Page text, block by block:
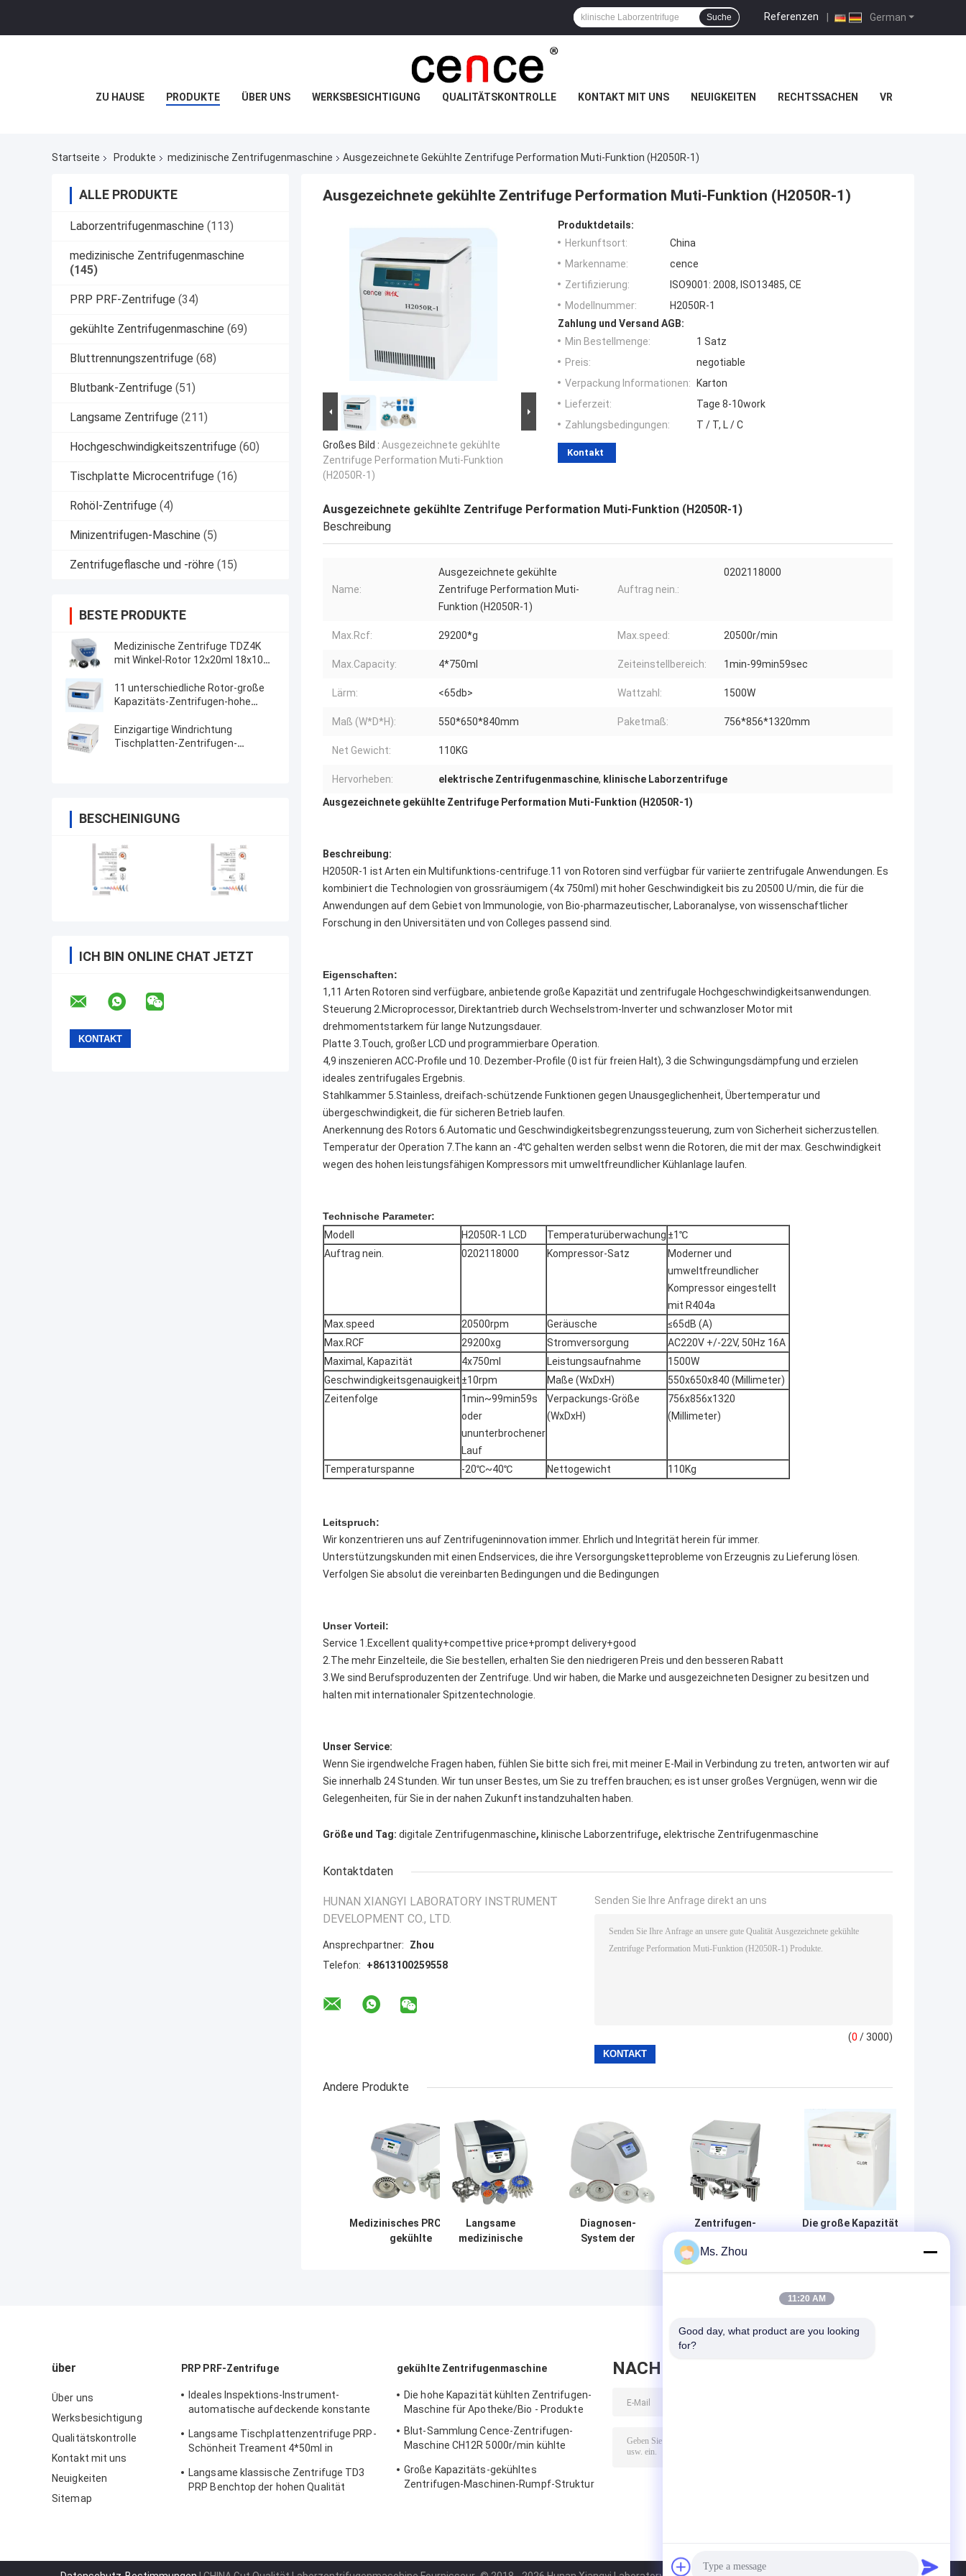
German
Referenzen |
Suche
ZU HAUSE PRODUKTE ÜBER UNS WERKSBESICHTIGUNG QUALITÄTSKONTROLLE KONTAKT MIT UNS NEUIGKEITEN RECHTSSACHEN VR
Startseite Produkte medizinische Zentrifugenmaschine Ausgezeichnete Gekühlte Zentrifuge Performation Muti-Funktion (H2050R-1)
ALLE PRODUKTE
Laborzentrifugenmaschine (113)
medizinische Zentrifugenmaschine
(145)
PRP PRF-Zentrifuge (34)
gekühlte Zentrifugenmaschine (69)
Bluttrennungszentrifuge (68)
Blutbank-Zentrifuge (51)
Langsame Zentrifuge (211)
Hochgeschwindigkeitszentrifuge (60)
Tischplatte Microcentrifuge (16)
Rohöl-Zentrifuge (4)
Minizentrifugen-Maschine (5)
Zentrifugeflasche und -röhre (15)
BESTE PRODUKTE
Medizinische Zentrifuge TDZ4K
mit Winkel-Rotor 12x20ml 18x10ml
11 unterschiedliche Rotor-große
Kapazitäts-Zentrifugen-hohe
Einzigartige Windrichtung
Tischplatten-Zentrifugen-
BESCHEINIGUNG
ICH BIN ONLINE CHAT JETZT
Ausgezeichnete gekühlte Zentrifuge Performation Muti-Funktion (H2050R-1)
Großes Bild : Ausgezeichnete gekühlte
Zentrifuge Performation Muti-Funktion
(H2050R-1)
Produktdetails:
Herkunftsort:
China
Markenname:
cence
Zertifizierung:
ISO9001: 2008, ISO13485, CE
Modellnummer:
H2050R-1
Zahlung und Versand AGB:
Min Bestellmenge:
1 Satz
Preis:
negotiable
Verpackung Informationen:
Karton
Lieferzeit:
Tage 8-10work
Zahlungsbedingungen:
T / T, L / C
Kontakt
Ausgezeichnete gekühlte Zentrifuge Performation Muti-Funktion (H2050R-1)
Beschreibung
Name:
Ausgezeichnete gekühlte
Zentrifuge Performation Muti-
Funktion (H2050R-1)
Auftrag nein.:
0202118000
Max.Rcf: 29200*g Max.speed: 20500r/min
Max.Capacity: 4*750ml Zeiteinstellbereich: 1min-99min59sec
Lärm: <65db> Wattzahl: 1500W
Maß (W*D*H): 550*650*840mm Paketmaß: 756*856*1320mm
Net Gewicht: 110KG
Hervorheben: elektrische Zentrifugenmaschine, klinische Laborzentrifuge
Ausgezeichnete gekühlte Zentrifuge Performation Muti-Funktion (H2050R-1)
Beschreibung:
H2050R-1 ist Arten ein Multifunktions-centrifuge.11 von Rotoren sind verfügbar für variierte zentrifugale Anwendungen. Es
kombiniert die Technologien von grossräumigem (4x 750ml) mit hoher Geschwindigkeit bis zu 20500 U/min, die für die
Anwendungen auf dem Gebiet von Immunologie, von Bio-pharmazeutischer, Laboranalyse, von wissenschaftlicher
Forschung in den Universitäten und von Colleges passend sind.
Eigenschaften:
1,11 Arten Rotoren sind verfügbare, anbietende große Kapazität und zentrifugale Hochgeschwindigkeitsanwendungen.
Steuerung 2.Microprocessor, Direktantrieb durch Wechselstrom-Inverter und schwanzloser Motor mit
drehmomentstarkem für lange Nutzungsdauer.
Platte 3.Touch, großer LCD und programmierbare Operation.
4,9 inszenieren ACC-Profile und 10. Dezember-Profile (0 ist für freien Halt), 3 die Schwingungsdämpfung und erzielen
ideales zentrifugales Ergebnis.
Stahlkammer 5.Stainless, dreifach-schützende Funktionen gegen Unausgeglichenheit, Übertemperatur und
übergeschwindigkeit, die für sicheren Betrieb laufen.
Anerkennung des Rotors 6.Automatic und Geschwindigkeitsbegrenzungssteuerung, zum von Sicherheit sicherzustellen.
Temperatur der Operation 7.The kann an -4℃ gehalten werden selbst wenn die Rotoren, die mit der max. Geschwindigkeit
wegen des hohen leistungsfähigen Kompressors mit umweltfreundlicher Kühlanlage laufen.
Technische Parameter:
Modell
H2050R-1 LCD Temperaturüberwachung ±1℃
Auftrag nein.
0202118000 Kompressor-Satz
Moderner und
umweltfreundlicher
Kompressor eingestellt
mit R404a
Max.speed
20500rpm Geräusche
≤65dB (A)
Max.RCF
29200xg Stromversorgung
AC220V +/-22V, 50Hz 16A
Maximal, Kapazität
4x750ml Leistungsaufnahme
1500W
Geschwindigkeitsgenauigkeit ±10rpm Maße (WxDxH)
550x650x840 (Millimeter)
Zeitenfolge
1min~99min59s
oder
ununterbrochener
Lauf
Verpackungs-Größe
(WxDxH)
756x856x1320
(Millimeter)
Temperaturspanne -20℃~40℃ Nettogewicht 110Kg
Leitspruch:
Wir konzentrieren uns auf Zentrifugeninnovation immer. Ehrlich und Integrität herein für immer.
Unterstützungskunden mit einen Endservices, die ihre Versorgungsketteprobleme von Erzeugnis zu Lieferung lösen.
Verfolgen Sie absolut die vereinbarten Bedingungen und die Bedingungen
Unser Vorteil:
Service 1.Excellent quality+compettive price+prompt delivery+good
2.The mehr Einzelteile, die Sie bestellen, erhalten Sie den niedrigeren Preis und den besseren Rabatt
3.We sind Berufsproduzenten der Zentrifuge. Und wir haben, die Marke und ausgezeichneten Designer zu besitzen und
halten mit internationaler Spitzentechnologie.
Unser Service:
Wenn Sie irgendwelche Fragen haben, fühlen Sie bitte sich frei, mit meiner E-Mail in Verbindung zu treten, antworten wir auf
Sie innerhalb 24 Stunden. Wir tun unser Bestes, um Sie zu treffen brauchen; es ist unser großes Vergnügen, wenn wir die
Gelegenheiten, für Sie in der nahen Zukunft instandzuhalten haben.
Größe und Tag: digitale Zentrifugenmaschine, klinische Laborzentrifuge, elektrische Zentrifugenmaschine
Kontaktdaten
HUNAN XIANGYI LABORATORY INSTRUMENT
DEVELOPMENT CO., LTD.
Ansprechpartner:
Zhou
Telefon:
+8613100259558
Senden Sie Ihre Anfrage direkt an uns
(0 / 3000)
Andere Produkte
Medizinisches PRC-Rohr-
gekühlte
Langsame
medizinische
Diagnosen-
System der
Zentrifugen-
Fahrzeug Cence
Die große Kapazität
über
Über uns
Werksbesichtigung
Qualitätskontrolle
Kontakt mit uns
Neuigkeiten
Sitemap
PRP PRF-Zentrifuge
Ideales Inspektions-Instrument-
automatische aufdeckende konstante
Hoispital
Langsame Tischplattenzentrifuge PRP-
Schönheit Treament 4*50ml in
Langsame klassische Zentrifuge TD3
PRP Benchtop der hohen Qualität
gekühlte Zentrifugenmaschine
Die hohe Kapazität kühlten Zentrifugen-
Maschine für Apotheke/Bio - Produkte
Blut-Sammlung Cence-Zentrifugen-
Maschine CH12R 5000r/min kühlte
Große Kapazitäts-gekühltes
Zentrifugen-Maschinen-Rumpf-Struktur
NACHRICHT HINTERLASSEN
Ms. Zhou
11:20 AM
Good day, what product are you looking
for?